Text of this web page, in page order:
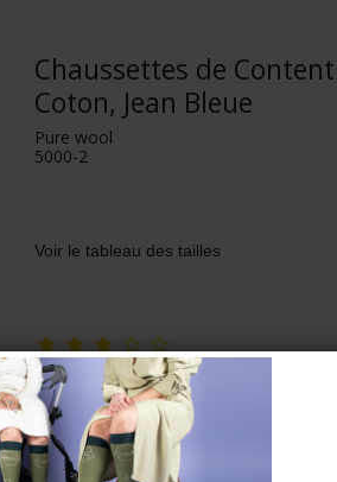
Chaussettes de
Coton, Jean Bleue
Pure wool
5000-2
Voir le tableau des tailles